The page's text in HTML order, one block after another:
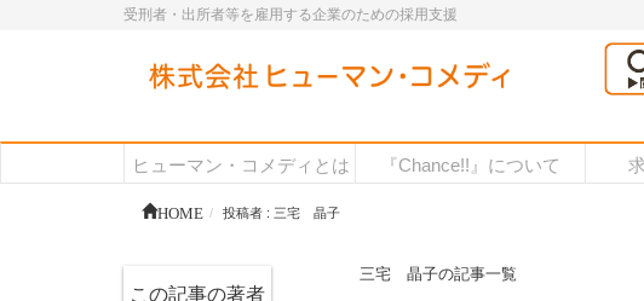
受刑者・出所者等を雇用する企業のための採用支援
ヒューマン・コメディとは 『Chance!!』について
HOME 投稿者 : 三宅 晶子
三宅 晶子の記事一覧
この記事の著者